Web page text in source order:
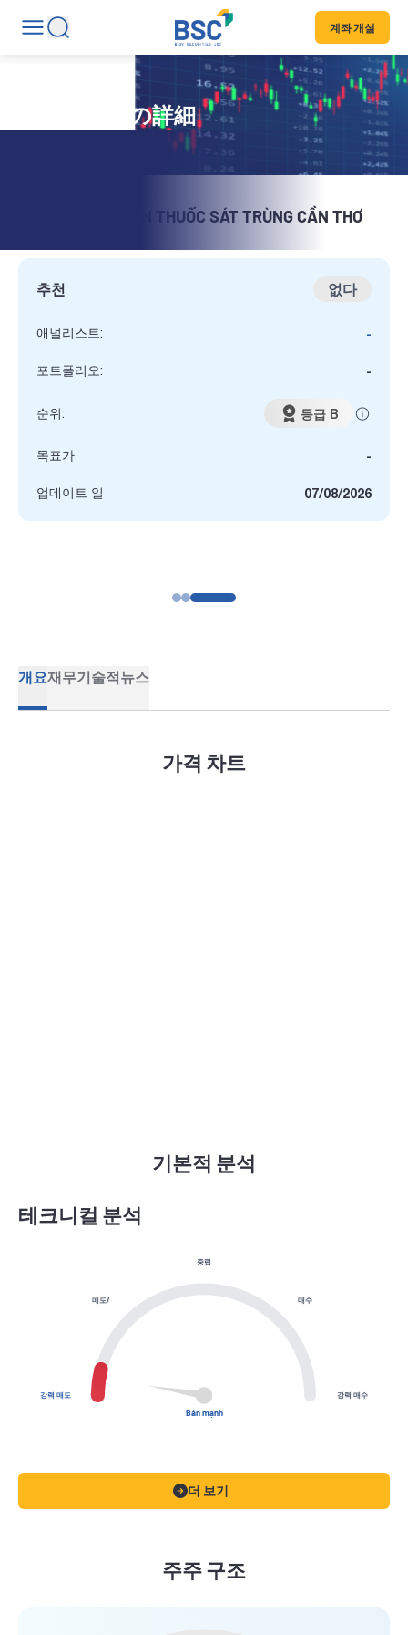
계좌 개설
証券コードの詳細
CÔNG TY CỔ PHẦN THUỐC SÁT TRÙNG CẦN THƠ
추천 없다
애널리스트: -
포트폴리오: -
순위: 등급 B
목표가 -
업데이트 일 07/08/2026
개요재무기술적뉴스
가격 차트
기본적 분석
테크니컬 분석
강력 매도
매도/
중립
매수
강력 매수
Bán mạnh
더 보기
주주 구조